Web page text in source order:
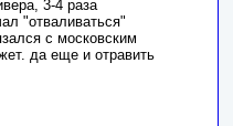
3-4 раза
"отваливаться"
с московским
да еще и отравить